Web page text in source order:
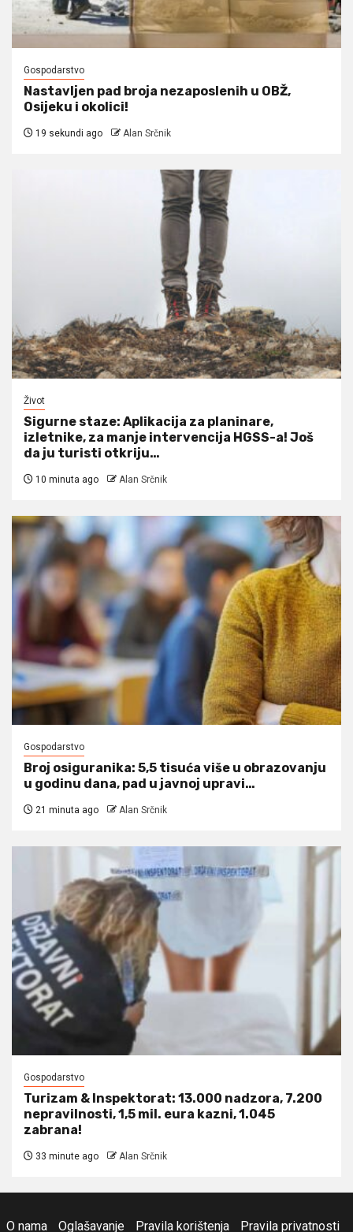
Gospodarstvo
Nastavljen pad broja nezaposlenih u OBŽ,
Osijeku i okolici!
19 sekundi ago Alan Srčnik
Život
Sigurne staze: Aplikacija za planinare,
izletnike, za manje intervencija HGSS-a! Još
da ju turisti otkriju…
10 minuta ago Alan Srčnik
Gospodarstvo
Broj osiguranika: 5,5 tisuća više u obrazovanju
u godinu dana, pad u javnoj upravi…
21 minuta ago Alan Srčnik
Gospodarstvo
Turizam & Inspektorat: 13.000 nadzora, 7.200
nepravilnosti, 1,5 mil. eura kazni, 1.045
zabrana!
33 minute ago Alan Srčnik
O nama Oglašavanje Pravila korištenja Pravila privatnosti